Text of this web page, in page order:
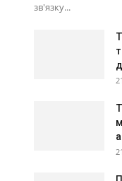
зв'язку...